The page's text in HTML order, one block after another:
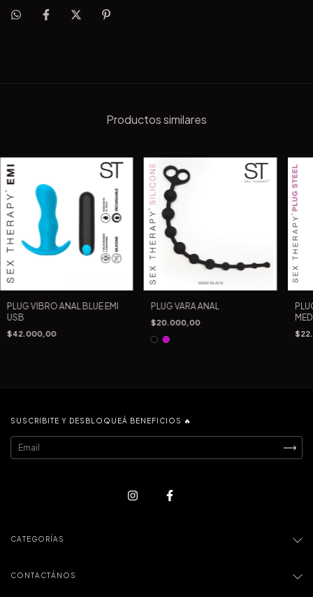
Productos similares
PLUG VIBRO ANAL BLUE EMI
USB
$42.000,00
PLUG VARA ANAL
$20.000,00
SUSCRIBITE Y DESBLOQUEÁ BENEFICIOS 🔥
CATEGORÍAS
CONTACTÁNOS